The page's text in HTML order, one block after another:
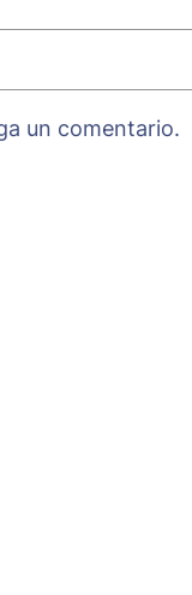
un comentario.